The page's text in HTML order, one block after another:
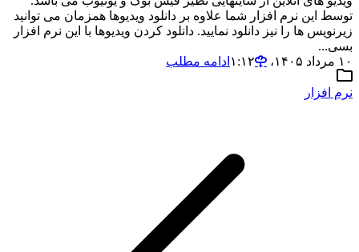
توسط این نرم افزار شما علاوه بر دانلود ویدیوها همزمان می توانید
زیرنویس ها را نیز دانلود نمایید. دانلود کردن ویدیوها با این نرم افزار
بسی...
۱۰ مرداد ۱۴۰۵،‏ ۱:۱۲
ادامه مطلب
نرم افزار